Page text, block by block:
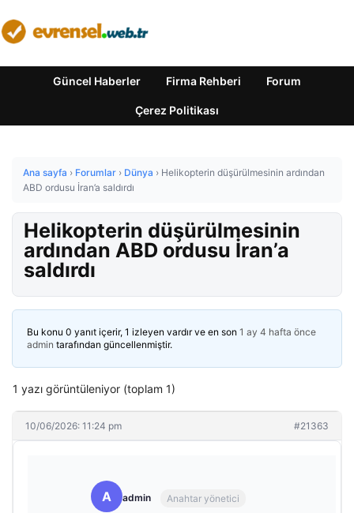
Güncel Haberler Firma Rehberi Forum
Çerez Politikası
Ana sayfa › Forumlar › Dünya › Helikopterin düşürülmesinin ardından
ABD ordusu İran’a saldırdı
Helikopterin düşürülmesinin
ardından ABD ordusu İran’a
saldırdı
Bu konu 0 yanıt içerir, 1 izleyen vardır ve en son 1 ay 4 hafta önce
admin tarafından güncellenmiştir.
1 yazı görüntüleniyor (toplam 1)
10/06/2026: 11:24 pm #21363
A admin Anahtar yönetici